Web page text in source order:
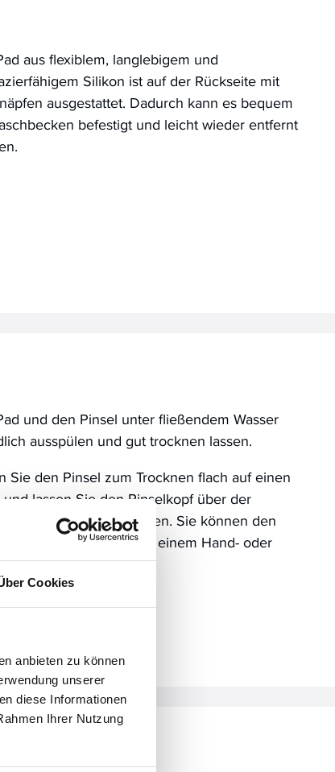
Cookies
anbieten zu können
unserer
diese Informationen
Ihrer Nutzung
aus flexiblem, langlebigem und
Silikon ist auf der Rückseite mit
ausgestattet. Dadurch kann es bequem
befestigt und leicht wieder entfernt
und den Pinsel unter fließendem Wasser
ausspülen und gut trocknen lassen.
Sie den Pinsel zum Trocknen flach auf einen
und lassen Sie den Pinselkopf über der
„im Freien“ trocknen. Sie können den
aber auch komplett auf einem Hand- oder
trocknen lassen.